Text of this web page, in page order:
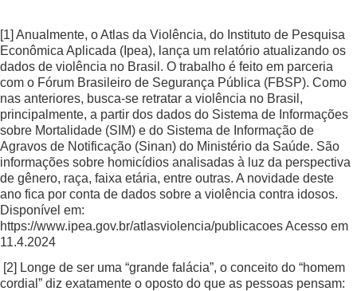
[1] Anualmente, o Atlas da Violência, do Instituto de Pesquisa
Econômica Aplicada (Ipea), lança um relatório atualizando os
dados de violência no Brasil. O trabalho é feito em parceria
com o Fórum Brasileiro de Segurança Pública (FBSP). Como
nas anteriores, busca-se retratar a violência no Brasil,
principalmente, a partir dos dados do Sistema de Informações
sobre Mortalidade (SIM) e do Sistema de Informação de
Agravos de Notificação (Sinan) do Ministério da Saúde. São
informações sobre homicídios analisadas à luz da perspectiva
de gênero, raça, faixa etária, entre outras. A novidade deste
ano fica por conta de dados sobre a violência contra idosos.
Disponível em:
https://www.ipea.gov.br/atlasviolencia/publicacoes Acesso em
11.4.2024
[2] Longe de ser uma “grande falácia”, o conceito do “homem
cordial” diz exatamente o oposto do que as pessoas pensam: